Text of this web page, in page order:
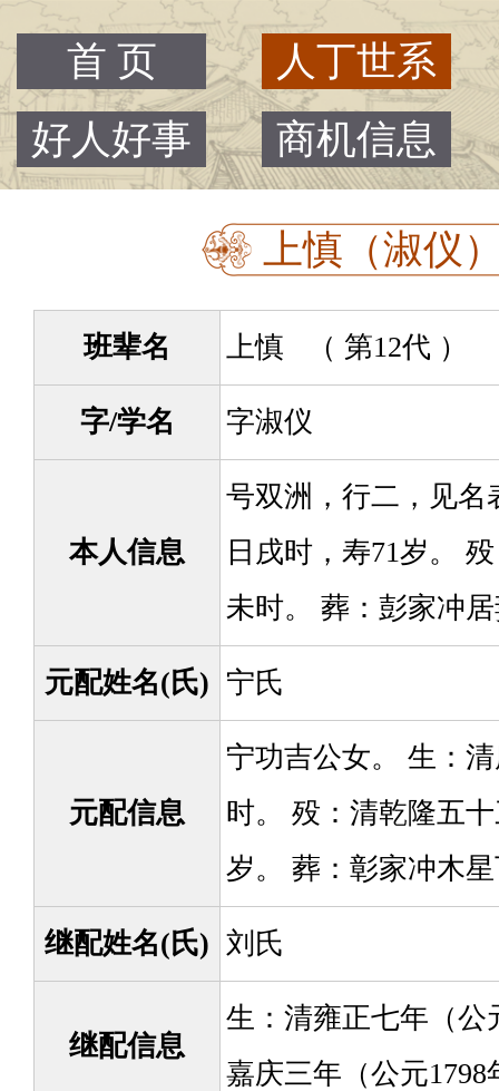
首 页
人丁世系
好人好事
商机信息
上慎（淑仪
班辈名 上慎 （ 第12代 ）
字/学名 字淑仪
本人信息
号双洲，行二，见名
日戌时，寿71岁。
未时。 葬：彭家冲
元配姓名(氏) 宁氏
元配信息
宁功吉公女。 生：
时。 殁：清乾隆五
岁。 葬：彰家冲木
继配姓名(氏) 刘氏
继配信息
生：清雍正七年（公
嘉庆三年（公元